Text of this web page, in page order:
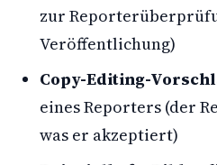
zur
Veröffentlichung)
Copy-Editing-
eines Reporters (der
was er akzeptiert)